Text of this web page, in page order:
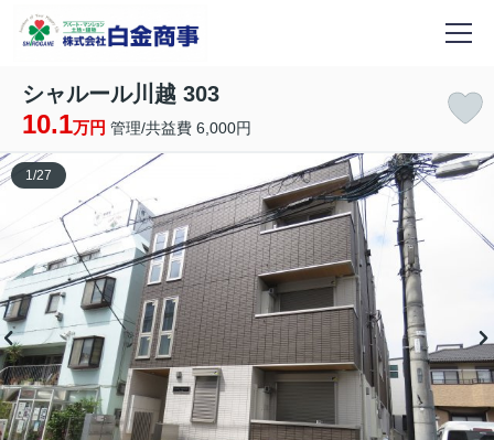
シャルール川越 303
10.1万円 管理/共益費 6,000円
1 /27